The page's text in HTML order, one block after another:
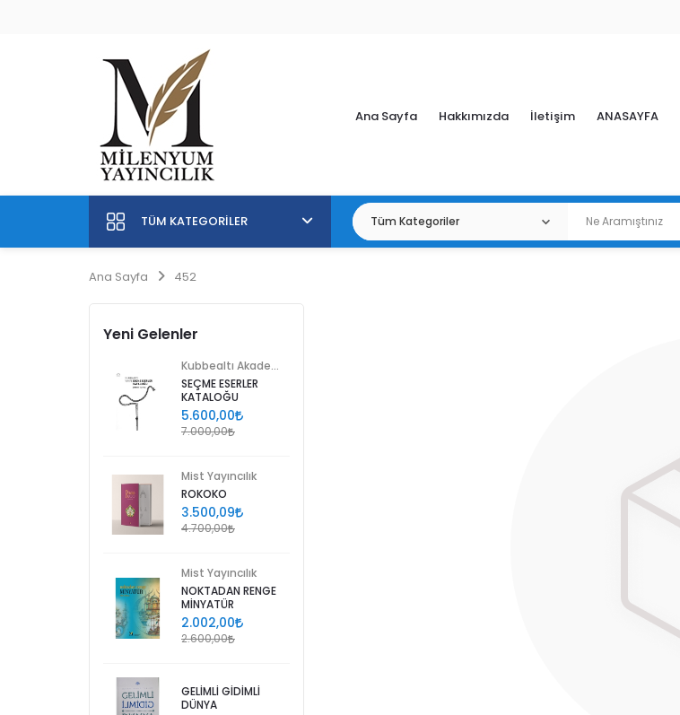
Ana Sayfa Hakkımızda İletişim ANASAYFA
TÜM KATEGORILER
Ana Sayfa 452
Yeni Gelenler
SEÇME ESERLER
KATALOĞU
5.600,00
7.000,00
Mist Yayıncılık
ROKOKO
3.500,09
4.700,00
Mist Yayıncılık
NOKTADAN RENGE
MİNYATÜR
2.002,00
2.600,00
GELİMLİ GİDİMLİ
DÜNYA